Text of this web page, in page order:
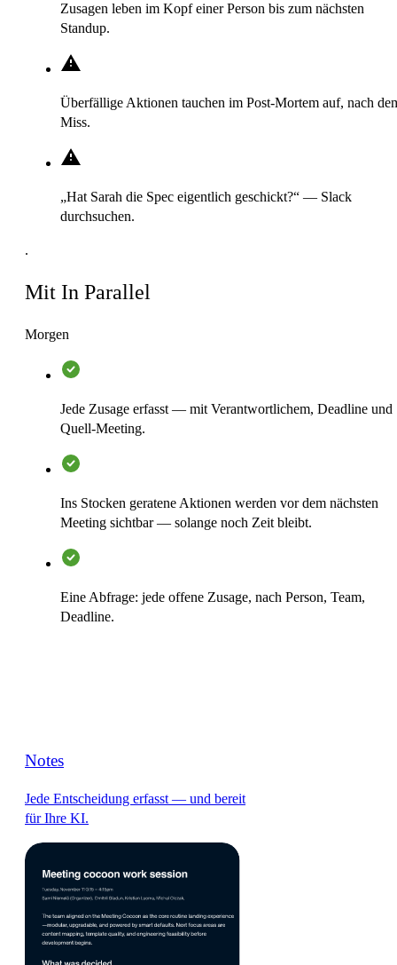
Zusagen leben im Kopf einer Person bis zum nächsten
Standup.
Überfällige Aktionen tauchen im Post-Mortem auf, nach
Miss.
„Hat Sarah die Spec eigentlich geschickt?“ — Slack
durchsuchen.
.
Mit In Parallel
Morgen
Jede Zusage erfasst — mit Verantwortlichem, Deadline und
Quell-Meeting.
Ins Stocken geratene Aktionen werden vor dem nächsten
Meeting sichtbar — solange noch Zeit bleibt.
Eine Abfrage: jede offene Zusage, nach Person, Team,
Deadline.
Notes
Jede Entscheidung erfasst — und bereit
für Ihre KI.